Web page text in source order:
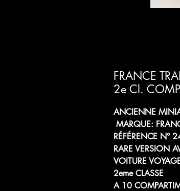
FRANCE
2e Cl.
ANCIENNE
MARQUE:
RÉFÉRENCE N°
RARE VERSION
VOITURE
2eme CLASSE
A 10